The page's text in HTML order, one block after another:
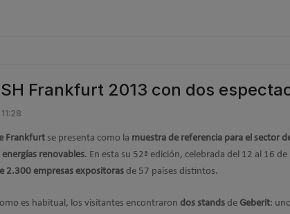
Frankfurt 2013 con dos
Frankfurt se presenta como la muestra de referencia para el sector
renovables. En esta su 52ª edición, celebrada del 12 al 16 de
2.300 empresas expositoras de 57 países distintos.
es habitual, los visitantes encontraron dos stands de Geberit: uno